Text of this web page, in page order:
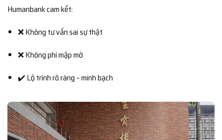
Humanbank cam kết:
❌ Không tư vấn sai sự thật
❌ Không phí mập mờ
✔️ Lộ trình rõ ràng – minh bạch